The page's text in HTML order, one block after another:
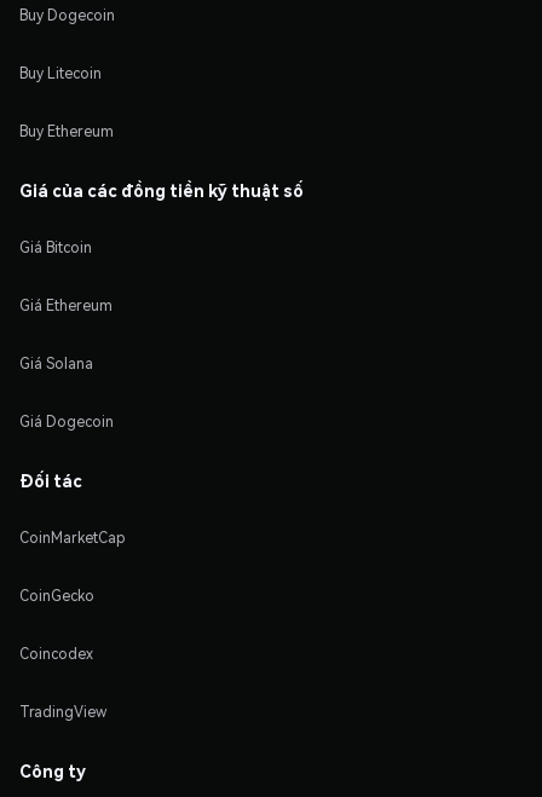
Buy Dogecoin
Buy Litecoin
Buy Ethereum
Giá của các đồng tiền kỹ thuật số
Giá Bitcoin
Giá Ethereum
Giá Solana
Giá Dogecoin
Đối tác
CoinMarketCap
CoinGecko
Coincodex
TradingView
Công ty